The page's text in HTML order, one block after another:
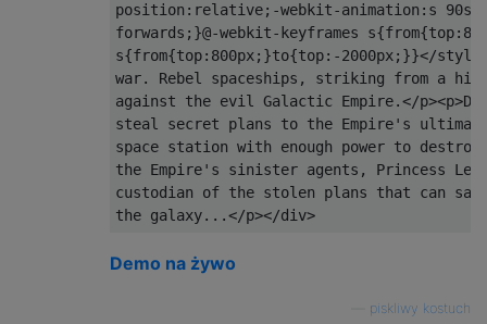
position:relative;-webkit-animation:s 90s
forwards;}@-webkit-keyframes
s{from{top:800px;}to{top:-2000px;}}</
war. Rebel spaceships, striking from a
against the evil Galactic Empire.</
steal secret plans to the Empire's ultimate
space station with enough power to
the Empire's sinister agents, Princess
custodian of the stolen plans that can
Demo na żywo
piskliwy kostuch